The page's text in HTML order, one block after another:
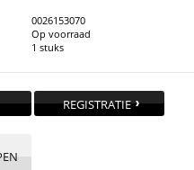
0026153070
Op voorraad
1 stuks
REGISTRATIE